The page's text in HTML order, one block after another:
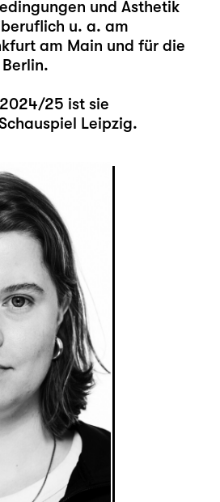
und Ästhetik
u. a. am
am Main und für die
25 ist sie
Leipzig.